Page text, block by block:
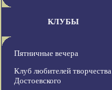
КЛУБЫ
Пятничные вечера
Клуб любителей творчества
Достоевского